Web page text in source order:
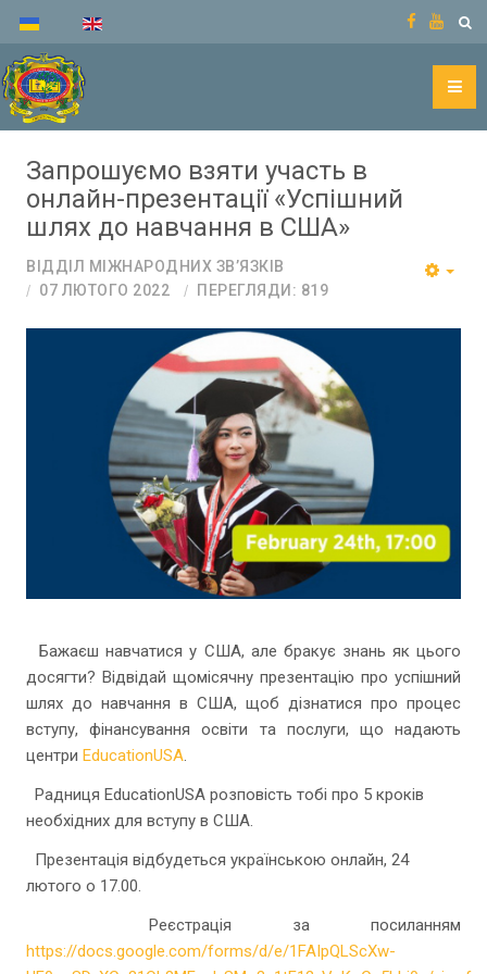
Запрошуємо взяти участь в
онлайн-презентації «Успішний
шлях до навчання в США»
ВІДДІЛ МІЖНАРОДНИХ ЗВ’ЯЗКІВ
07 ЛЮТОГО 2022
ПЕРЕГЛЯДИ: 819
Бажаєш навчатися у США, але бракує знань як цього
досягти? Відвідай щомісячну презентацію про успішний
шлях до навчання в США, щоб дізнатися про процес
вступу, фінансування освіти та послуги, що надають
центри EducationUSA.
Радниця EducationUSA розповість тобі про 5 кроків
необхідних для вступу в США.
Презентація відбудеться українською онлайн, 24
лютого о 17.00.
Реєстрація за посиланням
https://docs.google.com/forms/d/e/1FAIpQLScXw-